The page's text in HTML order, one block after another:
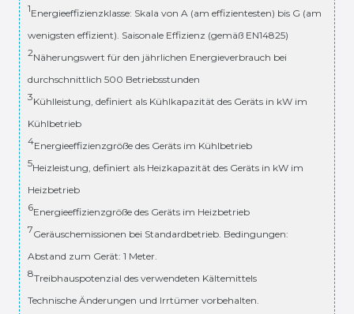
1Energieeffizienzklasse: Skala von A (am effizientesten) bis G (am
wenigsten effizient). Saisonale Effizienz (gemäß EN14825)
2Näherungswert für den jährlichen Energieverbrauch bei
durchschnittlich 500 Betriebsstunden
3Kühlleistung, definiert als Kühlkapazität des Geräts in kW im
Kühlbetrieb
4Energieeffizienzgröße des Geräts im Kühlbetrieb
5Heizleistung, definiert als Heizkapazität des Geräts in kW im
Heizbetrieb
6Energieeffizienzgröße des Geräts im Heizbetrieb
7Geräuschemissionen bei Standardbetrieb. Bedingungen:
Abstand zum Gerät: 1 Meter.
8Treibhauspotenzial des verwendeten Kältemittels
Technische Änderungen und Irrtümer vorbehalten.